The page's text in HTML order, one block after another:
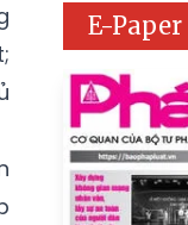
E-Paper